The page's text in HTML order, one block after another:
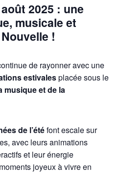
2025 : une
musicale et
!
de rayonner avec une
estivalesplacée sous le
musique et de la
de l’étéfont escale sur
avec leurs animations
et leur énergie
joyeux à vivre en